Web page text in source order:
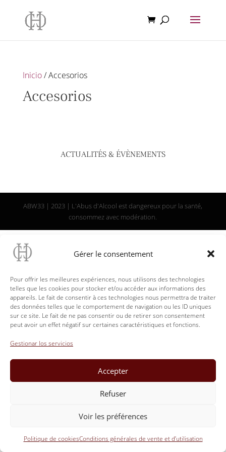
Gérer le consentement
Pour offrir les meilleures expériences, nous utilisons des technologies
telles que les cookies pour stocker et/ou accéder aux informations des
appareils. Le fait de consentir à ces technologies nous permettra de traiter
des données telles que le comportement de navigation ou les ID uniques
sur ce site. Le fait de ne pas consentir ou de retirer son consentement
peut avoir un effet négatif sur certaines caractéristiques et fonctions.
Gestionar los servicios
Accepter
Refuser
Voir les préférences
Politique de cookiesConditions générales de vente et d’utilisation
Inicio/ Accesorios
Accesorios
ACTUALITÉS & ÉVÈNEMENTS
ABW33 | 2023 | L'Abus d'Alcool est dangereux pour la santé,
consommez avec modération.